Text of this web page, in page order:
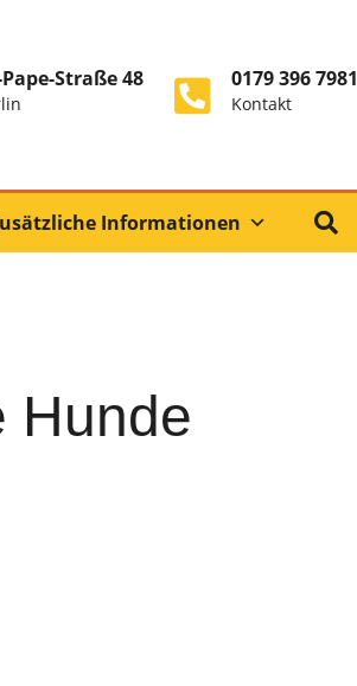
Straße 48 0179 396 7981
Kontakt
Informationen
Hunde